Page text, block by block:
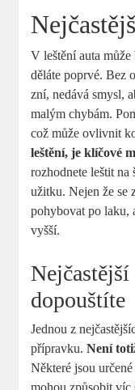
V leštění auta
děláte poprvé. Bez
zní, nedává smysl,
malým chybám.
což může ovlivnit
leštění, je klíčové
rozhodnete leštit na
užitku. Nejen že se
pohybovat po laku,
vyšší.
dopouštíte
Jednou z
přípravku.Není
Některé jsou
mohou způsobit víc